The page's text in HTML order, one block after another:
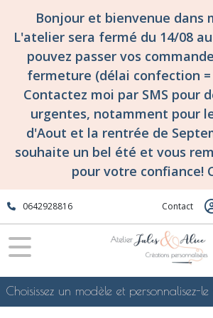
Bonjour et bienvenue dans
L'atelier sera fermé du 14/08
pouvez passer vos
fermeture (délai confection =
Contactez moi par SMS pour
urgentes, notamment pour
d'Aout et la rentrée de
souhaite un bel été et vous
pour votre confiance!
0642928816 Contact
Fermer
FILTRES
Tous
produits
Tissuthèques
les
d'atelier
Jules
&
Alice
!
Tissuthèque
Tissus
Liberty